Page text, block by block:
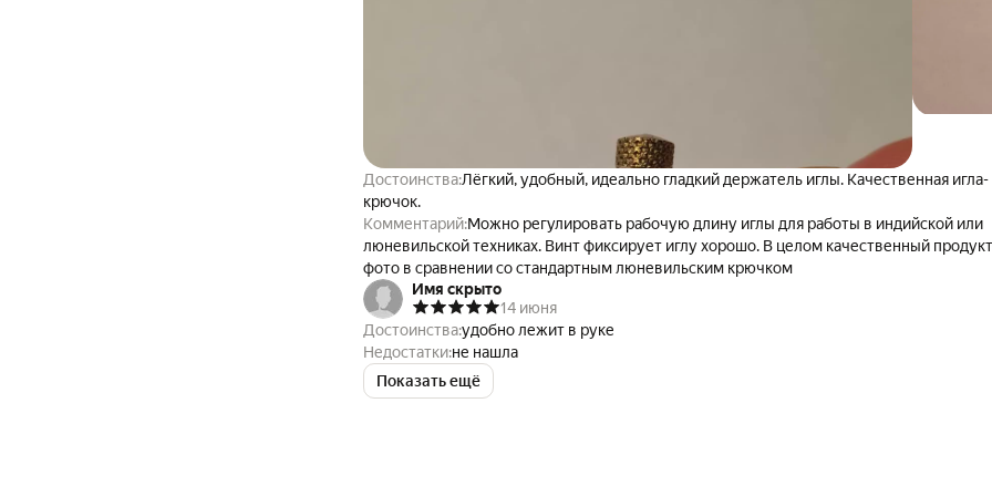
Достоинства:Лёгкий, удобный, идеально гладкий держатель иглы. Качественная игла-
крючок.
Комментарий:Можно регулировать рабочую длину иглы для работы в индийской или
люневильской техниках. Винт фиксирует иглу хорошо. В целом качественный
фото в сравнении со стандартным люневильским крючком
Имя скрыто
14 июня
Достоинства:удобно лежит в руке
Недостатки:не нашла
Показать ещё